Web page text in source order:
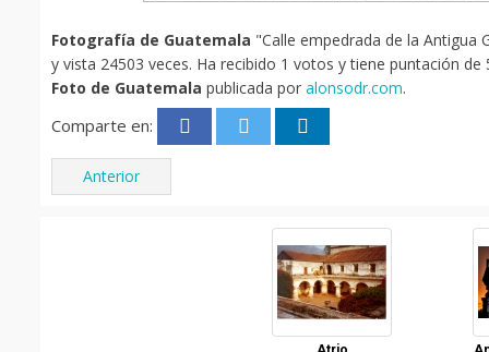
Fotografía de Guatemala "Calle empedrada de la Antigua
y vista 24503 veces. Ha recibido 1 votos y tiene puntación de
Foto de Guatemala publicada por alonsodr.com.
Comparte en:
Anterior